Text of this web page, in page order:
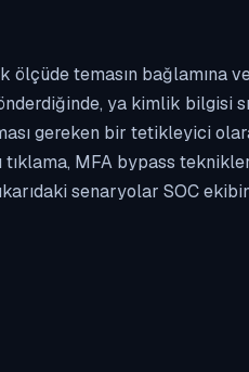
temasın bağlamına
ya kimlik bilgisi
gereken bir tetikleyici
tıklama, MFA bypass
senaryolar SOC